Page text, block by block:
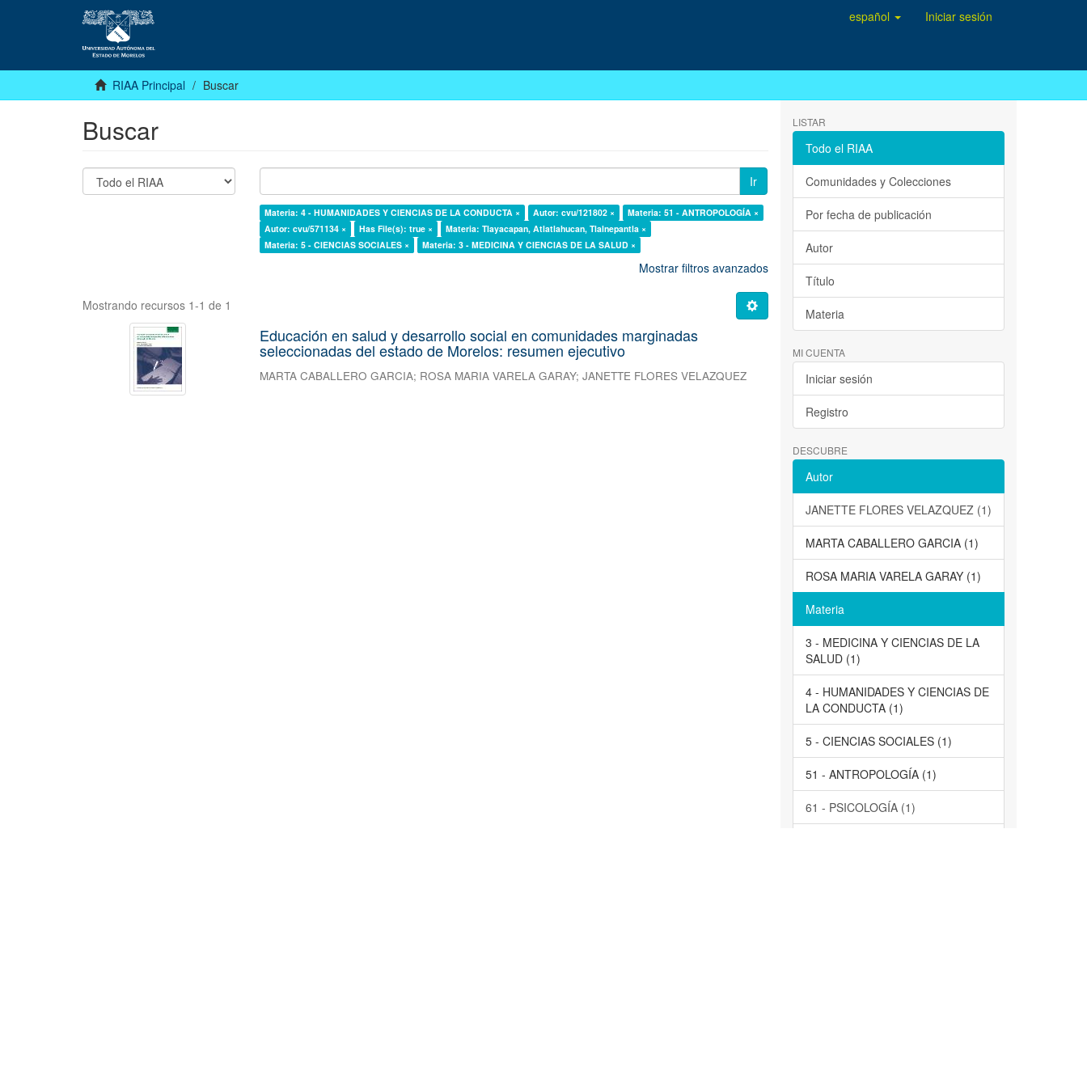
español Iniciar sesión
RIAA Principal Buscar
Buscar
Ir
Materia: 4 - HUMANIDADES Y CIENCIAS DE LA CONDUCTA × Autor: cvu/121802 ×
Materia: 51 - ANTROPOLOGÍA ×
Autor: cvu/571134 ×
Has File(s): true ×
Materia: Tlayacapan, Atlatlahucan, Tlalnepantla ×
Materia: 5 - CIENCIAS SOCIALES ×
Materia: 3 - MEDICINA Y CIENCIAS DE LA SALUD ×
Mostrar filtros avanzados
Mostrando recursos 1-1 de 1
Educación en salud y desarrollo social en comunidades marginadas
seleccionadas del estado de Morelos: resumen ejecutivo
MARTA CABALLERO GARCIA; ROSA MARIA VARELA GARAY;JANETTE FLORES VELAZQUEZ
LISTAR
Todo el RIAA
Comunidades y Colecciones
Por fecha de publicación
Autor
Título
Materia
MI CUENTA
Iniciar sesión
Registro
DESCUBRE
Autor
JANETTE FLORES VELAZQUEZ (1)
MARTA CABALLERO GARCIA (1)
ROSA MARIA VARELA GARAY (1)
Materia
3 - MEDICINA Y CIENCIAS DE LA
SALUD (1)
4 - HUMANIDADES Y CIENCIAS DE
LA CONDUCTA (1)
5 - CIENCIAS SOCIALES (1)
51 - ANTROPOLOGÍA (1)
61 - PSICOLOGÍA (1)